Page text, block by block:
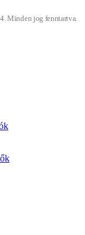
Minden jog fenntartva.